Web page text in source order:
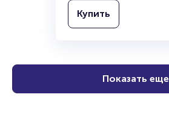
Купить
Показать еще